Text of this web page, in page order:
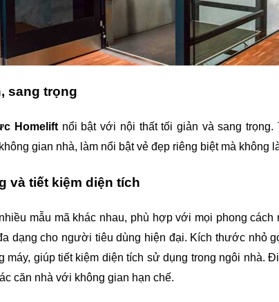
sang trọng
Homelift nổi bật với nội thất tối giản và sang
gian nhà, làm nổi bật vẻ đẹp riêng biệt mà không
và tiết kiệm diện tích
mẫu mã khác nhau, phù hợp với mọi phong
dạng cho người tiêu dùng hiện đại. Kích thước nhỏ
máy, giúp tiết kiệm diện tích sử dụng trong ngôi nhà.
căn nhà với không gian hạn chế.